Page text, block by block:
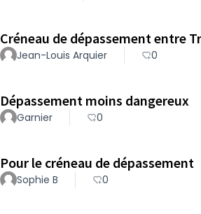
Créneau de dépassement entre
Jean-Louis Arquier 0
Dépassement moins dangereux
Garnier 0
Pour le créneau de dépassement
Sophie B 0